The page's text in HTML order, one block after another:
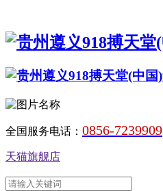
全国服务电话： 0856-7239909
天猫旗舰店